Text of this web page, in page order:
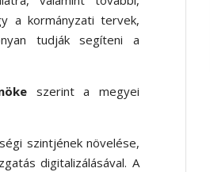
a kormányzati tervek,
tudják segíteni a
szerint a megyei
szintjének növelése,
digitalizálásával. A